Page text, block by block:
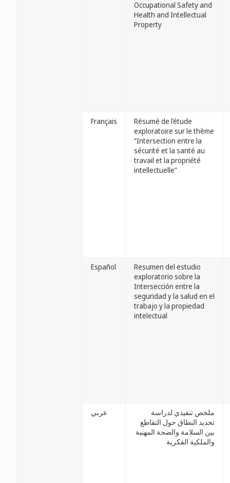
Occupational Safety and
Health and Intellectual
Property
Français
Résumé de l’étude
exploratoire sur le thème
“Intersection entre la
sécurité et la santé au
travail et la propriété
intellectuelle”
Español
Resumen del estudio
exploratorio sobre la
Intersección entre la
seguridad y la salud en el
trabajo y la propiedad
intelectual
عربي
ملخص تنفيذي لدراسة
تحديد النطاق حول التقاطع
بين السلامة والصحة المهنية
والملكية الفكرية